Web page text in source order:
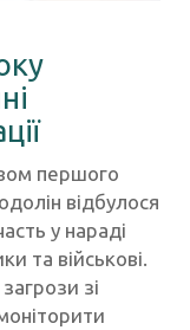
першого
відбулося
у нараді
та військові.
зі